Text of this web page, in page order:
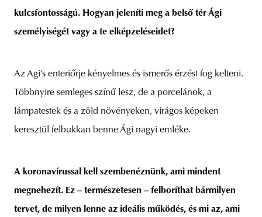
kulcsfontosságú. Hogyan jeleníti meg a belső tér Ági
személyiségét vagy a te elképzeléseidet?
Az Agi’s enteriőrje kényelmes és ismerős érzést fog kelteni.
Többnyire semleges színű lesz, de a porcelánok, a
lámpatestek és a zöld növényeken, virágos képeken
keresztül felbukkan benne Ági nagyi emléke.
A koronavírussal kell szembenéznünk, ami mindent
megnehezít. Ez – természetesen – felboríthat bármilyen
tervet, de milyen lenne az ideális működés, és mi az, ami